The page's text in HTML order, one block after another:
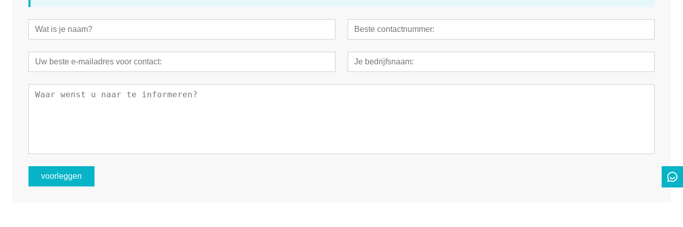
voorleggen